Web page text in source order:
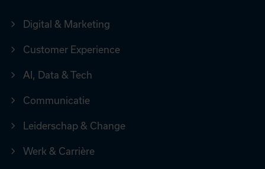
Digital & Marketing
Customer Experience
AI, Data & Tech
Communicatie
Leiderschap & Change
Werk & Carrière